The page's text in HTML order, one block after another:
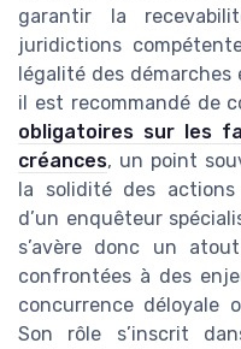
garantir la
juridictions
légalité des
il est recommandé de
obligatoires sur les
créances, un point
la solidité des actions
d’un enquêteur
s’avère donc un
confrontées à des
concurrence déloyale
Son rôle s’inscrit